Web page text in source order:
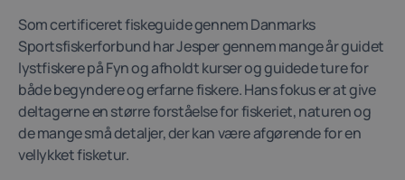
Som certificeret fiskeguide gennem Danmarks
Sportsfiskerforbund har Jesper gennem mange år guidet
lystfiskere på Fyn og afholdt kurser og guidede ture for
både begyndere og erfarne fiskere. Hans fokus er at give
deltagerne en større forståelse for fiskeriet, naturen og
de mange små detaljer, der kan være afgørende for en
vellykket fisketur.